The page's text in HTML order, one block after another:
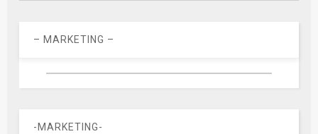
– MARKETING –
-MARKETING-